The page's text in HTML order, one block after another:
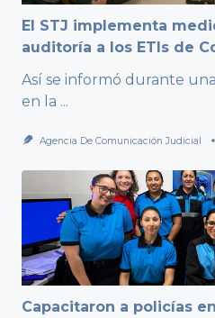
El STJ implementa
auditoría a los ETIs de
Así se informó durante
en la ...
Agencia De Comunicación Judicial
Capacitaron a policías